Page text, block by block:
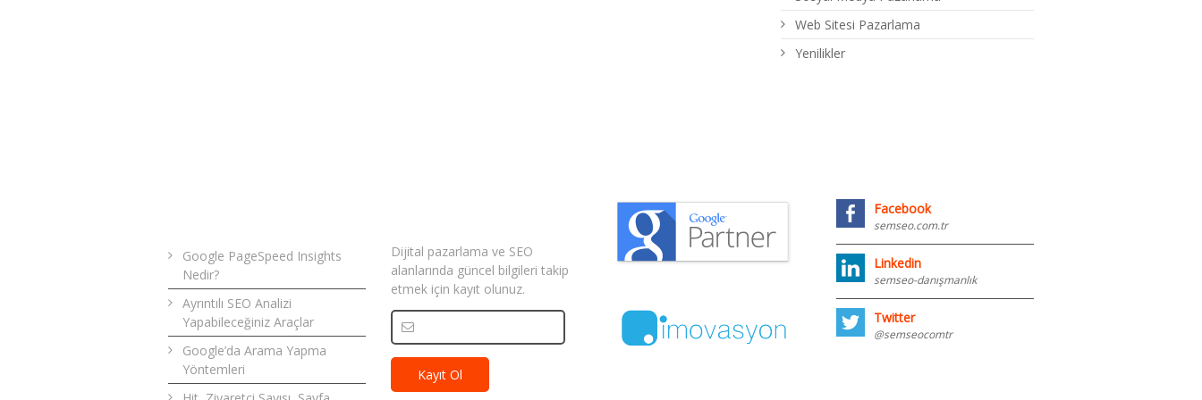
Web Sitesi Pazarlama
Yenilikler
Google PageSpeed Insights
Nedir?
Ayrıntılı SEO Analizi
Yapabileceğiniz Araçlar
Google’da Arama Yapma
Yöntemleri
Dijital pazarlama ve SEO
alanlarında güncel bilgileri takip
etmek için kayıt olunuz.
Facebook
semseo.com.tr
Linkedin
semseo-danışmanlık
Twitter
@semseocomtr